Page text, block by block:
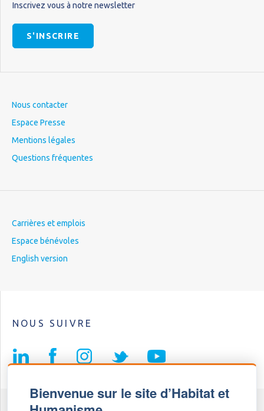
Bienvenue sur le site d’Habitat et
Inscrivez vous à notre newsletter
S'INSCRIRE
Nous contacter
Espace Presse
Mentions légales
Questions fréquentes
Carrières et emplois
Espace bénévoles
English version
NOUS SUIVRE